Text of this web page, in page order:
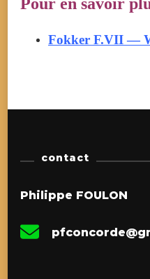
Pour en savoir
Fokker F.VII —
contact
Philippe FOULON